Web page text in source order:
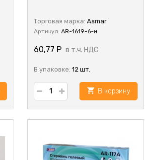
Торговая марка: Asmar
Артикул: AR-1619-6-н
60,77 Р в т.ч. НДС
В упаковке: 12 шт.
В корзину